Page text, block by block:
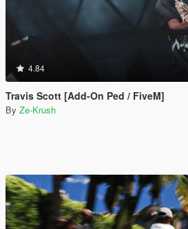
4.84
Travis Scott [Add-On Ped / FiveM]
By Ze-Krush